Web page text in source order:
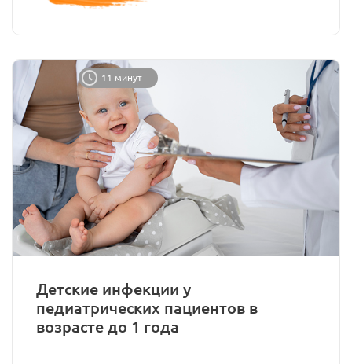
11 минут
Детские инфекции у
педиатрических пациентов в
возрасте до 1 года